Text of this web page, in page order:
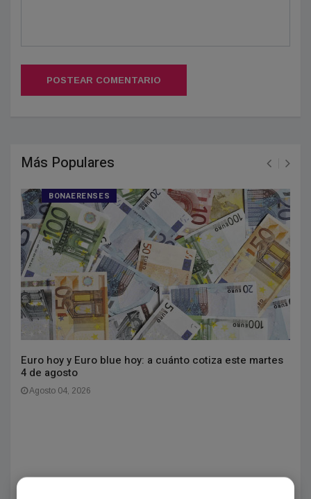
POSTEAR COMENTARIO
Más Populares
BONAERENSES
Euro hoy y Euro blue hoy: a cuánto cotiza este martes
4 de agosto
Agosto 04, 2026